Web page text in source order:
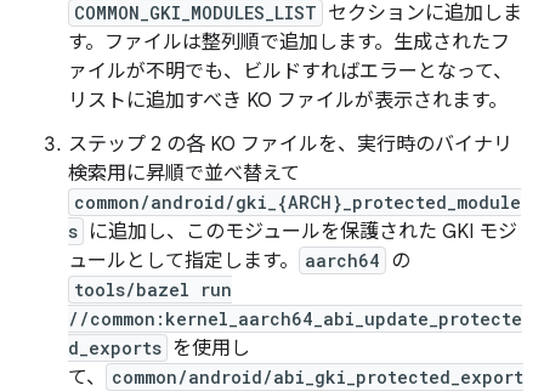
COMMON_GKI_MODULES_LIST セクションに追加しま
す。ファイルは整列順で追加します。生成されたフ
ァイルが不明でも、ビルドすればエラーとなって、
リストに追加すべき KO ファイルが表示されます。
ステップ 2 の各 KO ファイルを、実行時のバイナリ
検索用に昇順で並べ替えて
common/android/gki_{ARCH}_protected_module
s に追加し、このモジュールを保護された GKI モジ
ュールとして指定します。
aarch64 の
tools/bazel run
//common:kernel_aarch64_abi_update_protecte
d_exports を使用し
て、
common/android/abi_gki_protected_export